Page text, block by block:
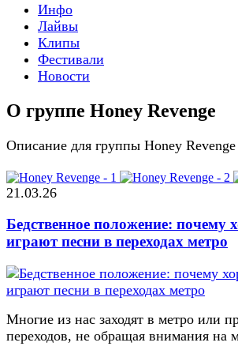
Инфо
Лайвы
Клипы
Фестивали
Новости
О группе Honey Revenge
Описание для группы Honey
21.03.26
Бедственное положение:
играют песни в переходах метро
Многие из нас заходят в метро или
переходов, не обращая внимания на